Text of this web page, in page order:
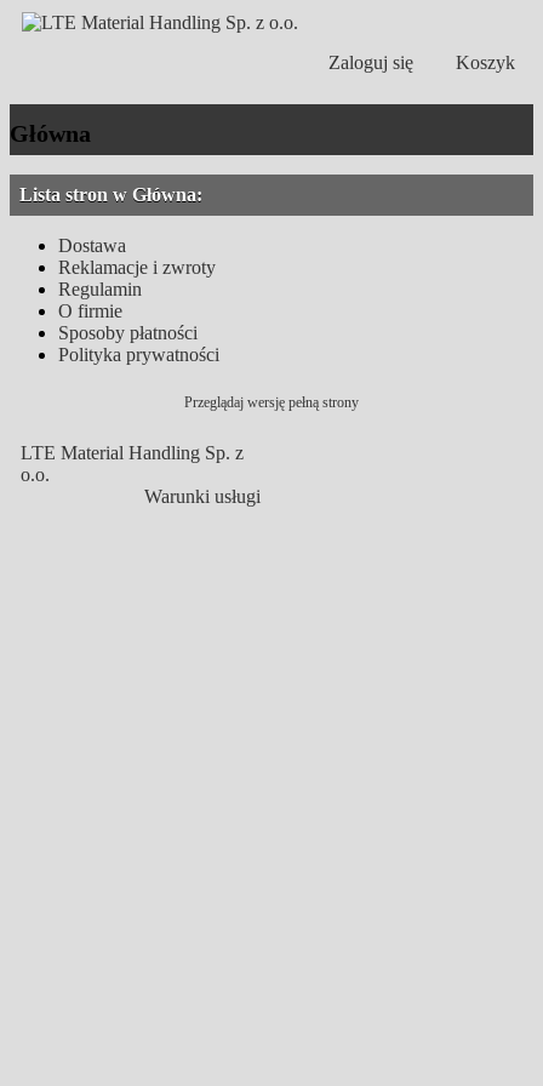
Koszyk
Zaloguj się
Główna
Lista stron w Główna:
Dostawa
Reklamacje i zwroty
Regulamin
O firmie
Sposoby płatności
Polityka prywatności
Przeglądaj wersję pełną strony
LTE Material Handling Sp. z
o.o.
Warunki usługi